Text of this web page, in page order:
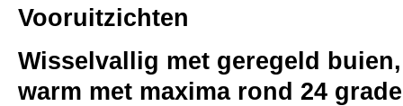
Vooruitzichten
Wisselvallig met geregeld
warm met maxima rond 24